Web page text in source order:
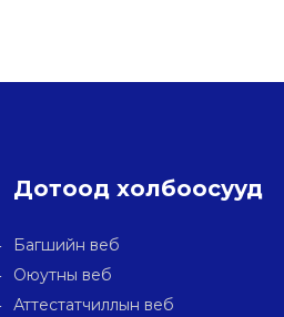
Дотоод холбоосууд
Багшийн веб
Оюутны веб
Аттестатчиллын веб